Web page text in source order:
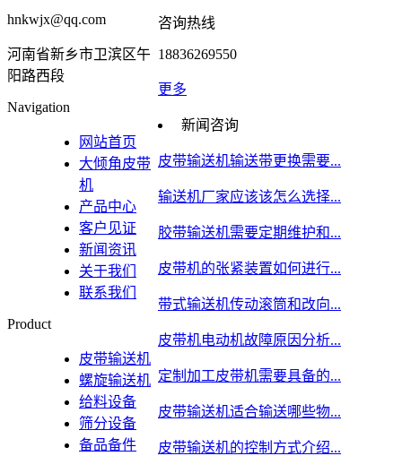
咨询热线
18836269550
更多
新闻咨询
皮带输送机输送带更换需要...
输送机厂家应该该怎么选择...
胶带输送机需要定期维护和...
皮带机的张紧装置如何进行...
带式输送机传动滚筒和改向...
皮带机电动机故障原因分析...
定制加工皮带机需要具备的...
皮带输送机适合输送哪些物...
皮带输送机的控制方式介绍...
hnkwjx@qq.com
河南省新乡市卫滨区午
阳路西段
Navigation
网站首页
大倾角皮带
机
产品中心
客户见证
新闻资讯
关于我们
联系我们
Product
皮带输送机
螺旋输送机
给料设备
筛分设备
备品备件